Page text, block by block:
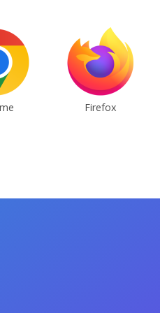
Firefox